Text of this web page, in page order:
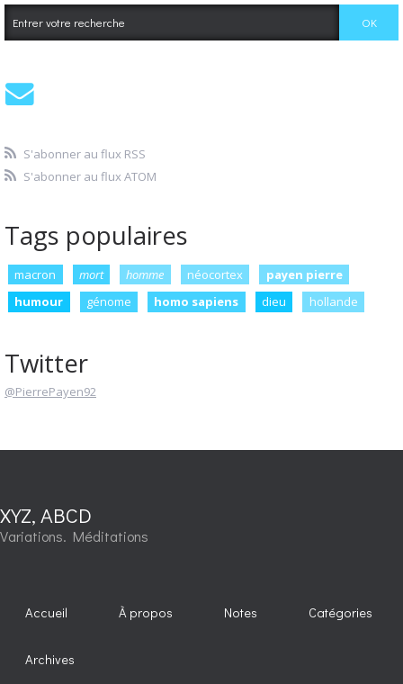
S'abonner au flux RSS
S'abonner au flux ATOM
Tags populaires
macron mort homme néocortex
payen pierre
humour
génome homo sapiens dieu hollande
Twitter
@PierrePayen92
XYZ, ABCD
Variations. Méditations
Accueil À propos Notes Catégories
Archives